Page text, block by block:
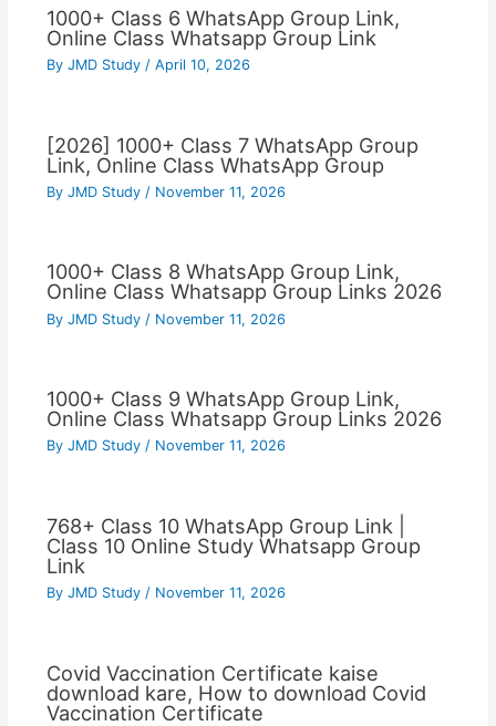
1000+ Class 6 WhatsApp Group Link,
Online Class Whatsapp Group Link
By JMD Study / April 10, 2026
[2026] 1000+ Class 7 WhatsApp Group
Link, Online Class WhatsApp Group
By JMD Study / November 11, 2026
1000+ Class 8 WhatsApp Group Link,
Online Class Whatsapp Group Links 2026
By JMD Study / November 11, 2026
1000+ Class 9 WhatsApp Group Link,
Online Class Whatsapp Group Links 2026
By JMD Study / November 11, 2026
768+ Class 10 WhatsApp Group Link |
Class 10 Online Study Whatsapp Group
Link
By JMD Study / November 11, 2026
Covid Vaccination Certificate kaise
download kare, How to download Covid
Vaccination Certificate